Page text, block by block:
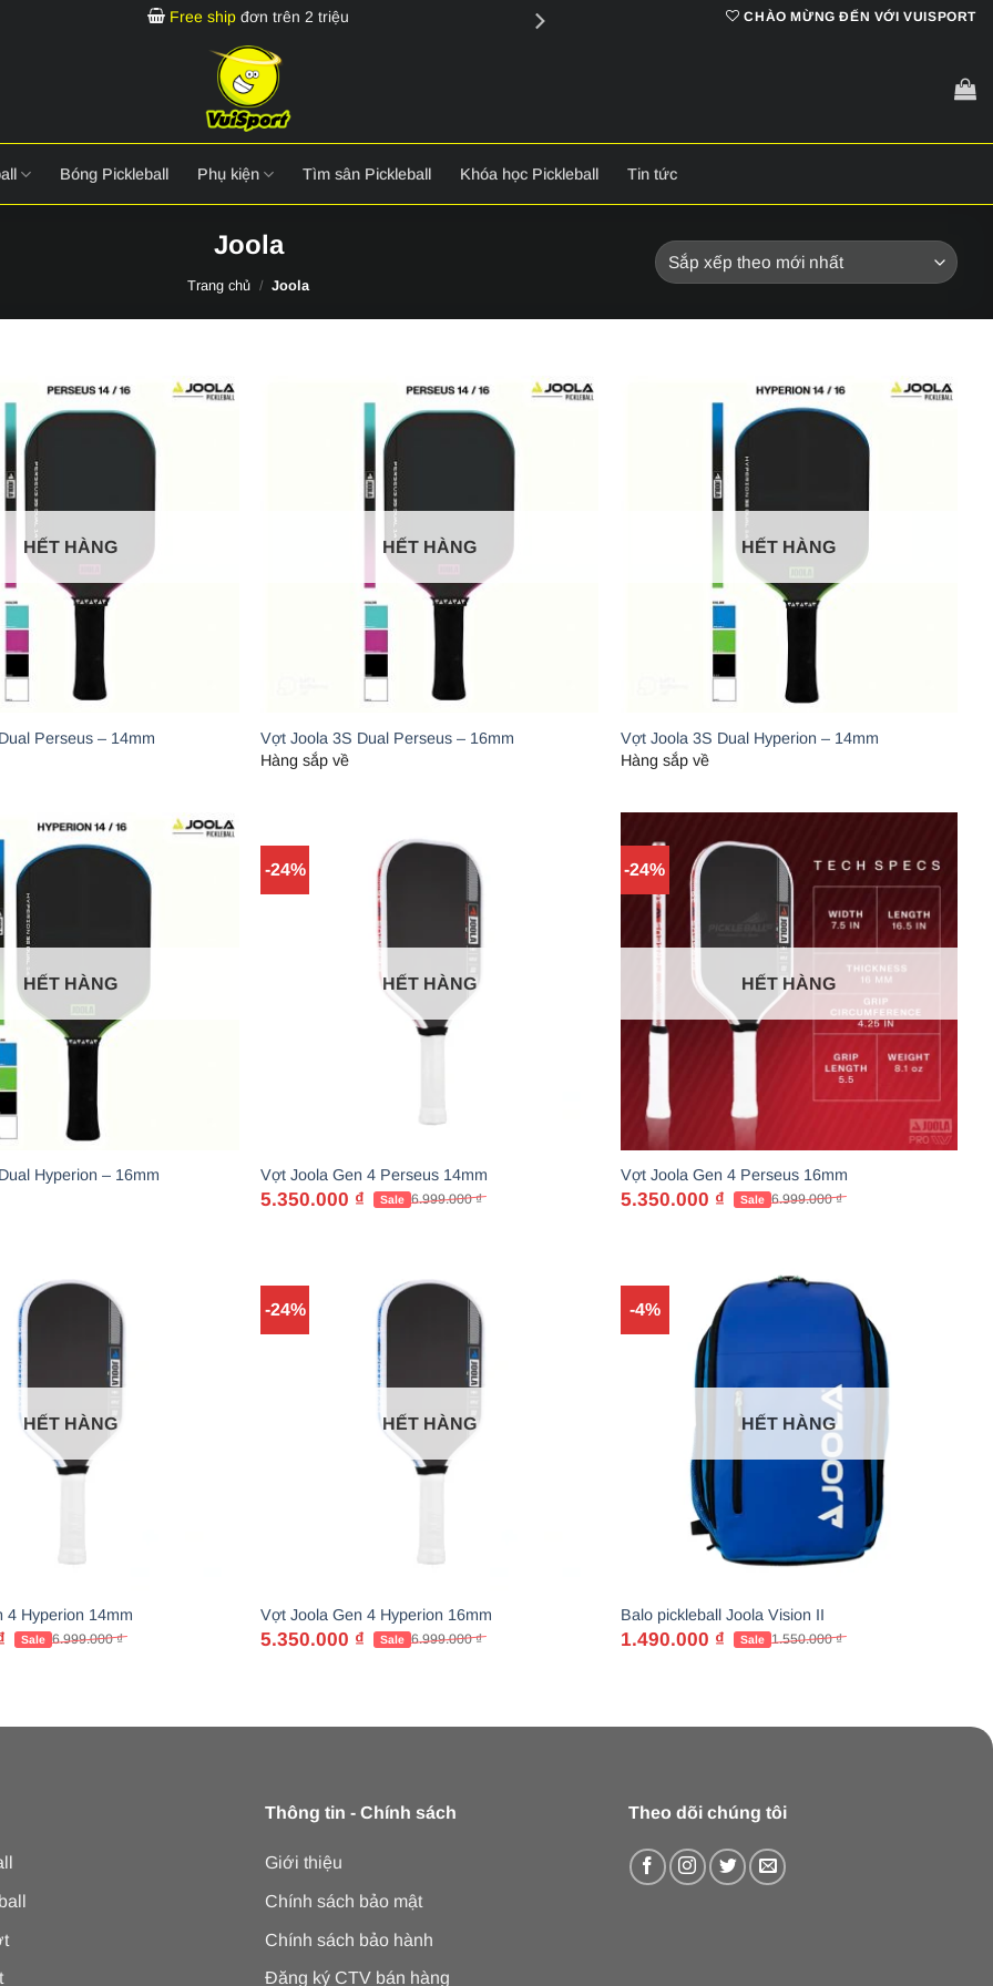
Free ship đơn trên 2 triệu Cam kếtchính hãng 100%
CHÀO MỪNG ĐẾN VỚI VUISPORT
Bóng Pickleball Phụ kiện Tìm sân Pickleball Khóa học Pickleball Tin tức
Joola
Trang chủ / Joola
HẾT HÀNG
Perseus – 14mm
HẾT HÀNG
Vợt Joola 3S Dual Perseus – 16mm
Hàng sắp về
HẾT HÀNG
Vợt Joola 3S Dual Hyperion – 14mm
Hàng sắp về
HẾT HÀNG
Hyperion – 16mm
-24%
HẾT HÀNG
Vợt Joola Gen 4 Perseus 14mm
6.999.000₫
Giá
5.350.000 ₫
Giá
-24%
HẾT HÀNG
Vợt Joola Gen 4 Perseus 16mm
6.999.000₫
Giá
5.350.000 ₫
Giá
HẾT HÀNG
4 Hyperion 14mm
6.999.000₫
-24%
HẾT HÀNG
Vợt Joola Gen 4 Hyperion 16mm
6.999.000₫
Giá
5.350.000 ₫
Giá
-4%
HẾT HÀNG
Balo pickleball Joola Vision II
1.550.000₫
Giá
1.490.000 ₫
Giá
Thông tin - Chính sách
Giới thiệu
Chính sách bảo mật
Chính sách bảo hành
Đăng ký CTV bán hàng
Theo dõi chúng tôi